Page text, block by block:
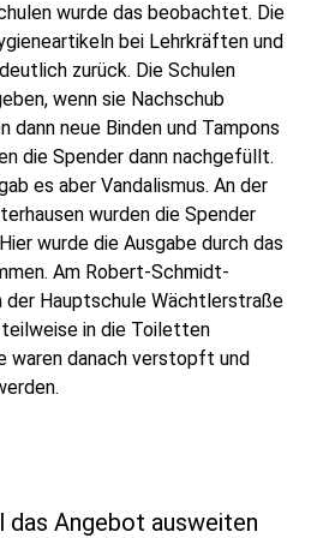
wurde das beobachtet. Die
bei Lehrkräften und
zurück. Die Schulen
wenn sie Nachschub
dann neue Binden und Tampons
die Spender dann nachgefüllt.
es aber Vandalismus. An der
wurden die Spender
wurde die Ausgabe durch das
Am Robert-Schmidt-
der Hauptschule Wächtlerstraße
in die Toiletten
waren danach verstopft und
das Angebot ausweiten